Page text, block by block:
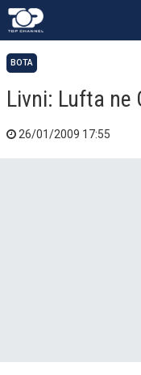
BOTA
Livni: Lufta ne
26/01/2009 17:55